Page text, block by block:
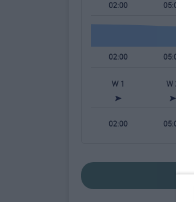
02:00 05:00
02:00 05:00
W 1 W 2
02:00 05:00